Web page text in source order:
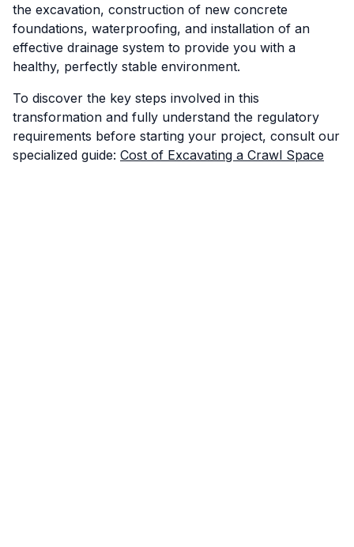
the excavation, construction of new concrete
foundations, waterproofing, and installation of an
effective drainage system to provide you with a
healthy, perfectly stable environment.
To discover the key steps involved in this
transformation and fully understand the regulatory
requirements before starting your project, consult our
specialized guide: Cost of Excavating a Crawl Space